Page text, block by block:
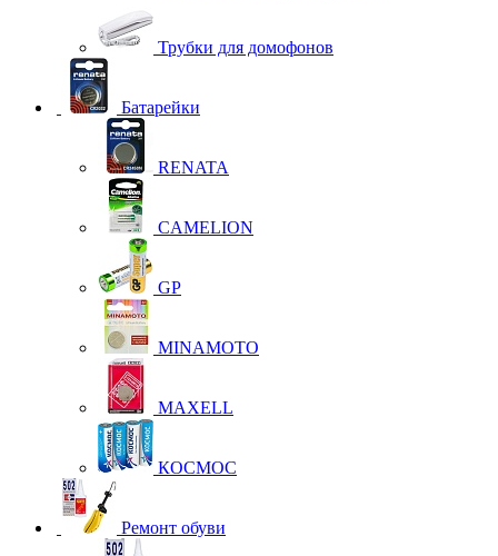
Трубки для домофонов
Батарейки
RENATA
CAMELION
GP
MINAMOTO
MAXELL
КОСМОС
Ремонт обуви